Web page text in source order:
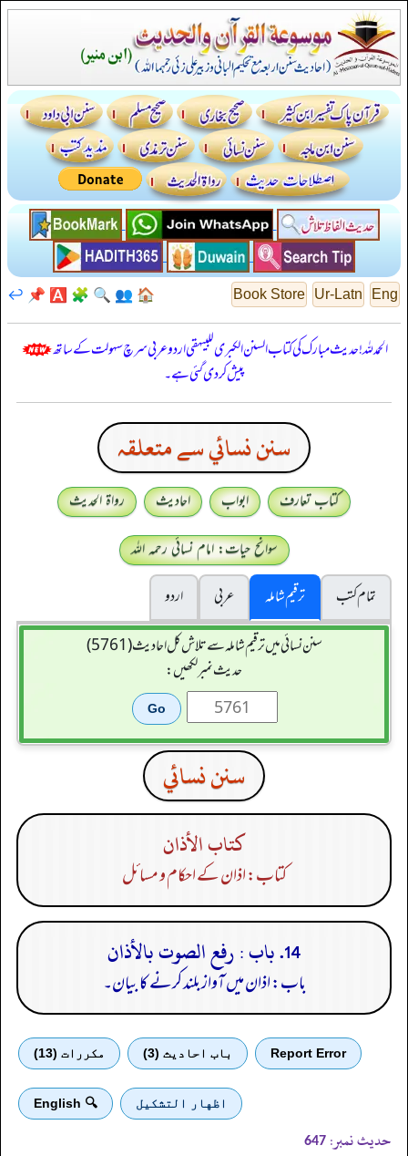
Eng
Ur-Latn
Book Store
🏠
👥
🔍
🧩
🅰️
📌
↩️
الحمدللہ! حدیث مبارک کی کتاب السنن الكبرى للبيهقي اردو عربی سرچ سہولت کے ساتھ
پیش کر دی گئی ہے۔
سنن نسائي سے متعلقہ
کتاب تعارف ابواب احادیث
رواۃ الحدیث
سوانح حیات: امام نسائی رحمہ اللہ
تمام کتب
ترقیم شاملہ عربی
اردو
سنن نسائی میں ترقیم شاملہ سے تلاش کل احادیث (5761)
حدیث نمبر لکھیں:
سنن نسائي
كتاب الأذان
کتاب: اذان کے احکام و مسائل
14. باب : رفع الصوت بالأذان
باب: اذان میں آواز بلند کرنے کا بیان۔
Report Error باب احادیث (3) مكررات (13)
اظهار التشكيل 🔍 English
حدیث نمبر: 647